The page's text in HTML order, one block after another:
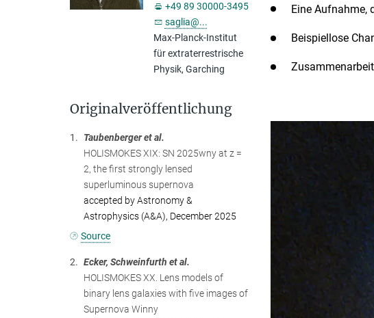
Eine Aufnahme,
Beispiellose
+49 89 30000-3495
saglia@...
Max-Planck-Institut
für extraterrestrische
Physik, Garching
Originalveröffentlichung
1.
Taubenberger et al.
HOLISMOKES XIX: SN 2025wny at z =
2, the first strongly lensed
superluminous supernova
accepted by Astronomy &
Astrophysics (A&A), December 2025
Source
2. Ecker, Schweinfurth et al.
HOLISMOKES XX. Lens models of
binary lens galaxies with five images of
Supernova Winny